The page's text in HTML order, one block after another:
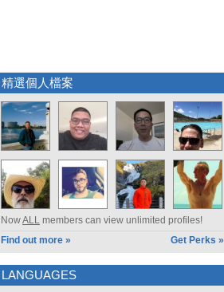
精選個人檔案
NowALL members can view unlimited profiles!
Find out more »
Get Perks »
LANGUAGES